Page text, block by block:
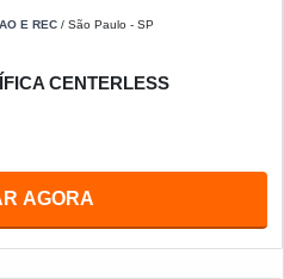
E REC / São Paulo - SP
CENTERLESS
AGORA